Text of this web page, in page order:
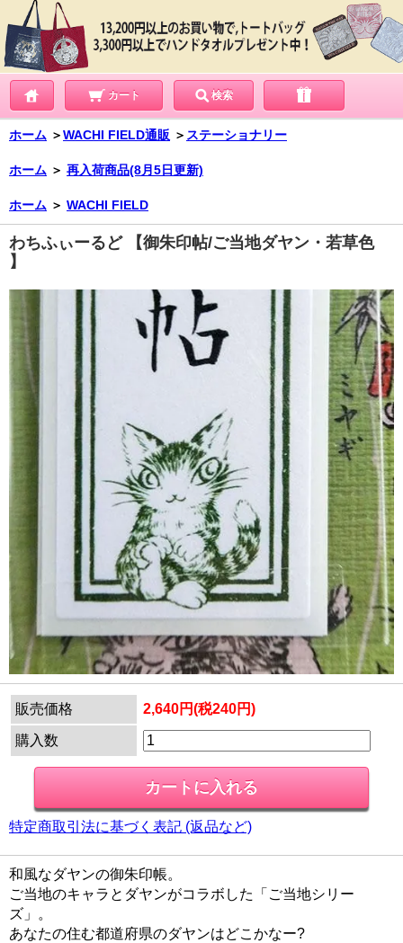
カート 検索
ホーム ＞WACHI FIELD通販 ＞ ステーショナリー
ホーム ＞ 再入荷商品(8月5日更新)
ホーム ＞ WACHI FIELD
わちふぃーるど 【御朱印帖/ご当地ダヤン・若草色
】
販売価格 2,640円(税240円)
購入数
特定商取引法に基づく表記 (返品など)
和風なダヤンの御朱印帳。
ご当地のキャラとダヤンがコラボした「ご当地シリー
ズ」。
あなたの住む都道府県のダヤンはどこかなー?